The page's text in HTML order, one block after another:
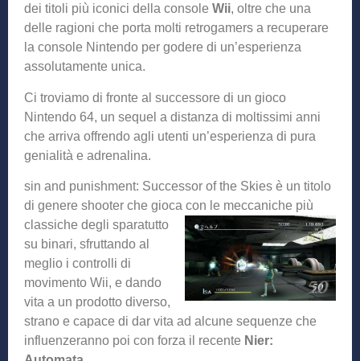
dei titoli più iconici della console Wii, oltre che una
delle ragioni che porta molti retrogamers a recuperare
la console Nintendo per godere di un’esperienza
assolutamente unica.
Ci troviamo di fronte al successore di un gioco
Nintendo 64, un sequel a distanza di moltissimi anni
che arriva offrendo agli utenti un’esperienza di pura
genialità e adrenalina.
sin and punishment: Successor of the Skies è un titolo
di genere shooter che gioca con le meccaniche più
classiche degli sparatutto
su binari, sfruttando al
meglio i controlli di
movimento Wii, e dando
vita a un prodotto diverso,
strano e capace di dar vita ad alcune sequenze che
influenzeranno poi con forza il recente Nier: